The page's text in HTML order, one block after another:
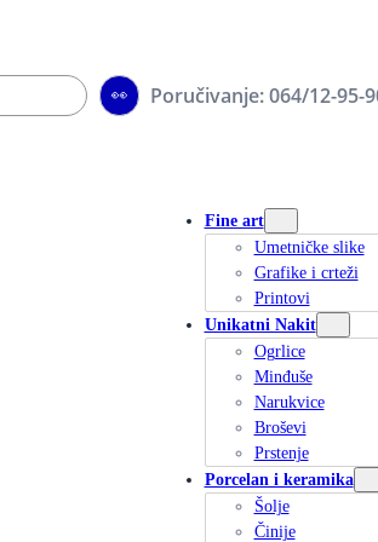
👀 Poručivanje: 064/12-95-
Fine art
Umetničke slike
Grafike i crteži
Printovi
Unikatni Nakit
Ogrlice
Minđuše
Narukvice
Broševi
Prstenje
Porcelan i keramika
Šolje
Činije